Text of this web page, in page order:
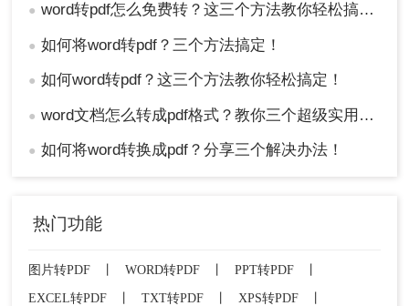
● word转pdf怎么免费转？这三个方法教你轻松搞定！
● 如何将word转pdf？三个方法搞定！
● 如何word转pdf？这三个方法教你轻松搞定！
● word文档怎么转成pdf格式？教你三个超级实用的方法！
● 如何将word转换成pdf？分享三个解决办法！
热门功能
图片转PDF WORD转PDF PPT转PDF
EXCEL转PDF
TXT转PDF XPS转PDF